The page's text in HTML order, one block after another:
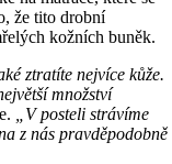
že tito drobní
kožních buněk.
ztratíte nejvíce kůže.
množství
„V posteli strávíme
z nás pravděpodobně